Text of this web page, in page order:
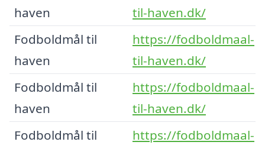
haven
til-haven.dk/
Fodboldmål til
haven
https://fodboldmaal-
til-haven.dk/
Fodboldmål til
haven
https://fodboldmaal-
til-haven.dk/
Fodboldmål til
https://fodboldmaal-